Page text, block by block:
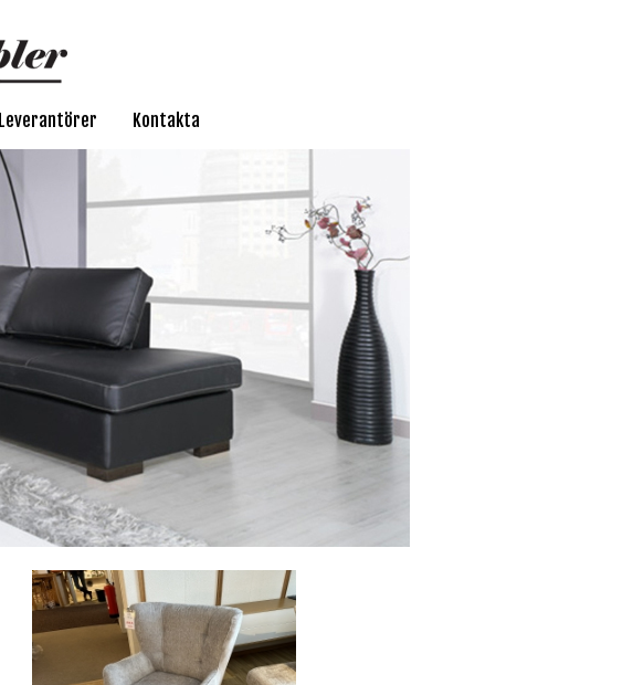
Leverantörer Kontakta